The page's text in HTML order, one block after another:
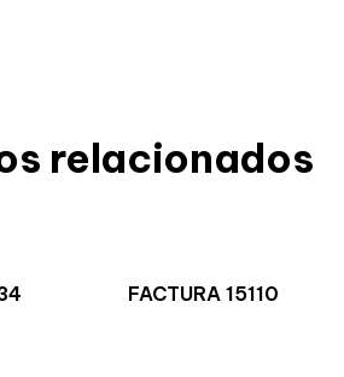
relacionados
FACTURA 15110